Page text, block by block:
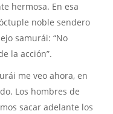
hermosa. En esa
noble sendero
samurái: “No
la acción”.
me veo ahora, en
Los hombres de
sacar adelante los